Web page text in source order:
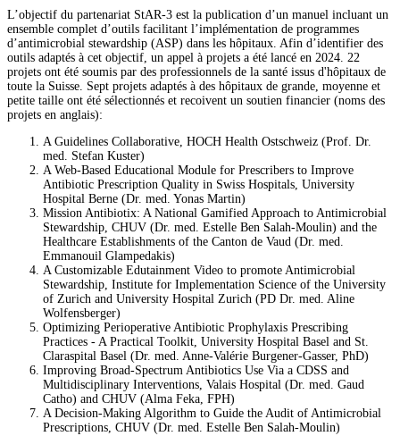
L’objectif du partenariat StAR-3 est la publication d’un manuel incluant un
ensemble complet d’outils facilitant l’implémentation de programmes
d’antimicrobial stewardship (ASP) dans les hôpitaux. Afin d’identifier des
outils adaptés à cet objectif, un appel à projets a été lancé en 2024. 22
projets ont été soumis par des professionnels de la santé issus d'hôpitaux de
toute la Suisse. Sept projets adaptés à des hôpitaux de grande, moyenne et
petite taille ont été sélectionnés et recoivent un soutien financier (noms des
projets en anglais):
A Guidelines Collaborative, HOCH Health Ostschweiz (Prof. Dr.
med. Stefan Kuster)
A Web-Based Educational Module for Prescribers to Improve
Antibiotic Prescription Quality in Swiss Hospitals, University
Hospital Berne (Dr. med. Yonas Martin)
Mission Antibiotix: A National Gamified Approach to Antimicrobial
Stewardship, CHUV (Dr. med. Estelle Ben Salah-Moulin) and the
Healthcare Establishments of the Canton de Vaud (Dr. med.
Emmanouil Glampedakis)
A Customizable Edutainment Video to promote Antimicrobial
Stewardship, Institute for Implementation Science of the University
of Zurich and University Hospital Zurich (PD Dr. med. Aline
Wolfensberger)
Optimizing Perioperative Antibiotic Prophylaxis Prescribing
Practices - A Practical Toolkit, University Hospital Basel and St.
Claraspital Basel (Dr. med. Anne-Valérie Burgener-Gasser, PhD)
Improving Broad-Spectrum Antibiotics Use Via a CDSS and
Multidisciplinary Interventions, Valais Hospital (Dr. med. Gaud
Catho) and CHUV (Alma Feka, FPH)
A Decision-Making Algorithm to Guide the Audit of Antimicrobial
Prescriptions, CHUV (Dr. med. Estelle Ben Salah-Moulin)